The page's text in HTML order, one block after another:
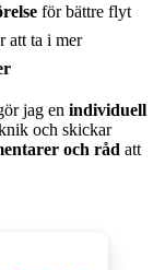
för bättre flyt
att ta i mer
jag en individuell
och skickar
och råd att